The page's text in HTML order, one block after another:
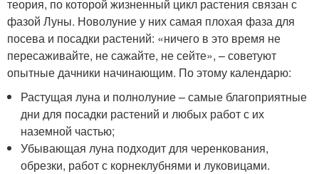
теория, по которой жизненный цикл растения связан с
фазой Луны. Новолуние у них самая плохая фаза для
посева и посадки растений: «ничего в это время не
пересаживайте, не сажайте, не сейте», – советуют
опытные дачники начинающим. По этому календарю:
Растущая луна и полнолуние – самые благоприятные
дни для посадки растений и любых работ с их
наземной частью;
Убывающая луна подходит для черенкования,
обрезки, работ с корнеклубнями и луковицами.